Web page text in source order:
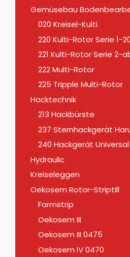
Gemüsebau
020 Kreisel-Kulti
220 Kulti-Rotor Serie 1-
221 Kulti-Rotor Serie 2-
222 Multi-Rotor
225 Tripple Multi-Rotor
Hacktechnik
213 Hackbürste
237 Sternhackgerät
240 Hackgerät Universal
Hydraulic
Kreiseleggen
Oekosem Rotor-Striptill
Farmstrip
Oekosem III
Oekosem III 0475
Oekosem IV 0470